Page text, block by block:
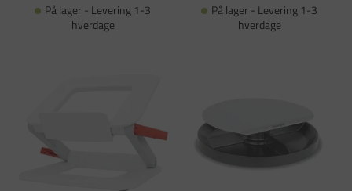
På lager - Levering 1-3
hverdage
På lager - Levering 1-3
hverdage